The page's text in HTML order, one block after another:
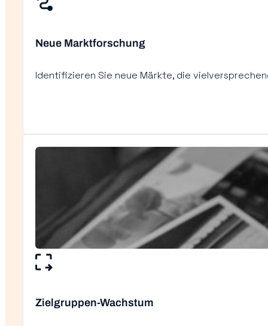
Neue Marktforschung
Identifizieren Sie neue Märkte, die
Zielgruppen-Wachstum